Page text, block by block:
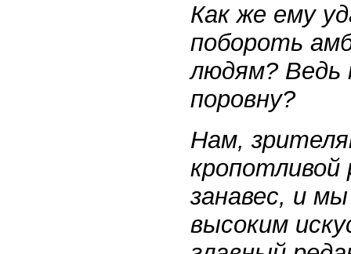
Как же ему
побороть
людям? Ведь
поровну?
Нам,
занавес, и
высоким